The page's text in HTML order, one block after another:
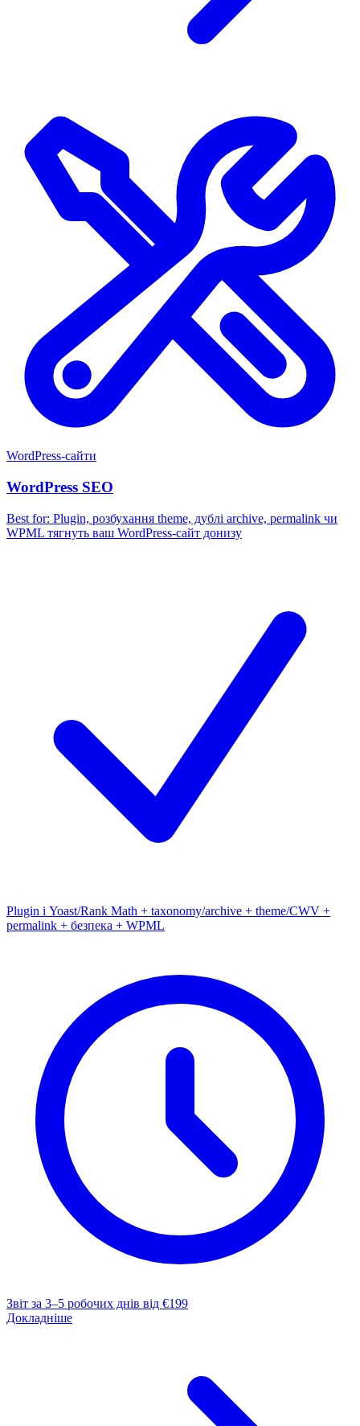
WordPress-сайти
WordPress SEO
Best for: Plugin, розбухання theme, дублі archive, permalink чи
WPML тягнуть ваш WordPress-сайт донизу
Plugin і Yoast/Rank Math + taxonomy/archive + theme/CWV +
permalink + безпека + WPML
Звіт за 3–5 робочих днів від €199
Докладніше